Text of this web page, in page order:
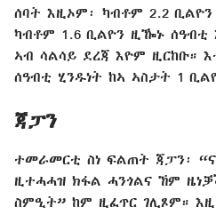
ሰባት እዚኦም፡ ካብቶም 2.2
ካብቶም 1.6 ቢልዮን ዚዀኑ ሰዓብቲ
ኣብ ሳልሳይ ደረጃ እዮም ዚርከቡ።
ሰዓብቲ ሂንዱነት ከኣ ኣስታት 1
ጃፓን
ተመራመርቲ ስነ ፍልጠት ጃፓን፡
ዚተሓሓዝ ክፋል ሓንጎልና ኸም
ስምዒት” ከም ዚፈጥር ገሊጾም። እዚ